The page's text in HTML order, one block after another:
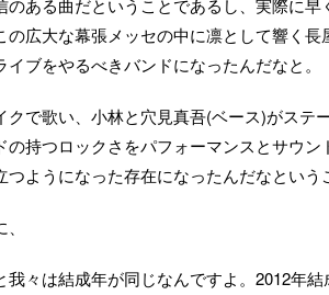
のある曲だということであるし、実際に
広大な幕張メッセの中に凛として響く長
ブをやるべきバンドになったんだなと。
クで歌い、小林と穴見真吾(ベース)がステ
の持つロックさをパフォーマンスとサウ
つようになった存在になったんだなという
我々は結成年が同じなんですよ。2012年